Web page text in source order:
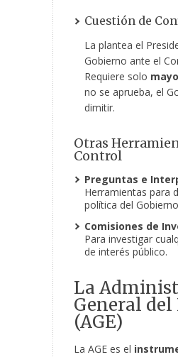
Cuestión de
La plantea el
Gobierno ante el
Requiere solo
no se aprueba, el
dimitir.
Otras
Control
Preguntas e
Herramientas para
política del
Comisiones de
Para investigar
de interés público.
La
General del
(AGE)
La AGE es el